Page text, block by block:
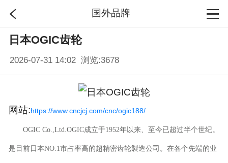
国外品牌
登录
日本OGIC齿轮
2026-07-31 14:02 浏览:3678
网站:https://www.cncjcj.com/cnc/ogic188/
OGIC Co.,Ltd.OGIC成立于1952年以来、至今已超过半个世纪。
是目前日本NO.1市占率高的超精密齿轮製造公司。在各个先端的业